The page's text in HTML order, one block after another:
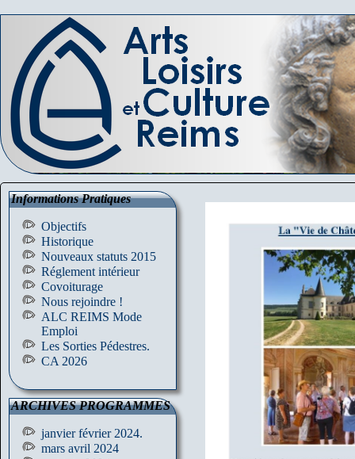
Informations Pratiques
Objectifs
Historique
Nouveaux statuts 2015
Réglement intérieur
Covoiturage
Nous rejoindre !
ALC REIMS Mode
Emploi
Les Sorties Pédestres.
CA 2026
ARCHIVES PROGRAMMES
janvier février 2024.
mars avril 2024